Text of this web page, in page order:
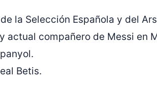
la Selección Española y del
actual compañero de Messi en
Betis.